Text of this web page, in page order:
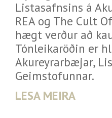
Listasafnsins á
REA og The Cult
hægt verður að
Tónleikaröðin er
Akureyrarbæjar,
Geimstofunnar.
LESA MEIRA